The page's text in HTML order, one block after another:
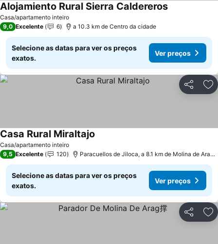
Casa/apartamento inteiro
Alojamiento Rural Sierra CaldererosVer preços
9,0 Excelente 6 a 10.3 km de Centro da cidade
Selecione as datas para ver os preços
exatos.
Ver preços
Partilhar
Casa/apartamento inteiro
Casa Rural Miraltajo
9,5 Excelente 120 Paracuellos de Jiloca, a 8.1 km de Molina de
Selecione as datas para ver os preços
exatos.
Ver preços
Partilhar